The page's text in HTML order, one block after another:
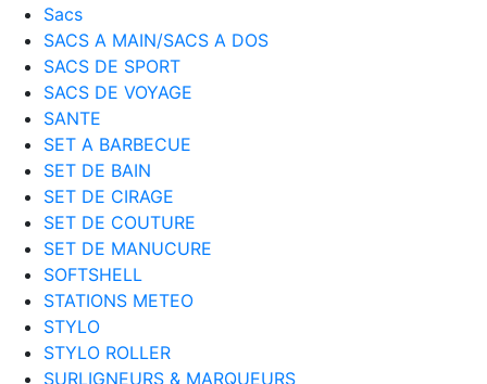
Sacs
SACS A MAIN/SACS A DOS
SACS DE SPORT
SACS DE VOYAGE
SANTE
SET A BARBECUE
SET DE BAIN
SET DE CIRAGE
SET DE COUTURE
SET DE MANUCURE
SOFTSHELL
STATIONS METEO
STYLO
STYLO ROLLER
SURLIGNEURS & MARQUEURS